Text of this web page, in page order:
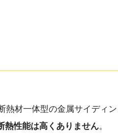
熱材一体型の金属サイディ
熱性能は高くありません。